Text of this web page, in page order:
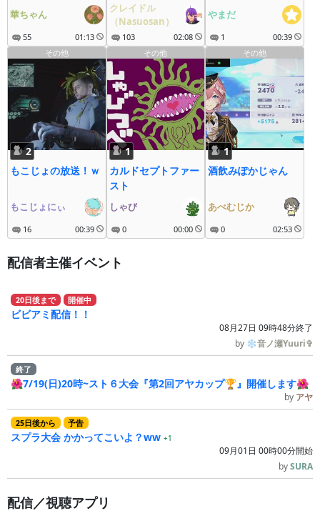
華ちゃん
55 01:13
クレイドル
（Nasuosan）
103 02:08
やまだ
1
00:39
その他
2
もこじょの放送！ｗ
もこじょにぃ
16 00:39
その他
1
カルドセプトファー
スト
しゃび
0 00:00
その他
1
酒飲みぽかじゃん
あべむじか
0 02:53
配信者主催イベント
20日後まで 開催中
ビビアミ配信！！
08月27日 09時48分終了
by ❄音ノ瀬Yuuri✞
終了
🌺7/19(日)20時~スト６大会『第2回アヤカップ🏆』開催します🌺
by アヤ
25日後から 予告
スプラ大会 かかってこいよ？ww +1
09月01日 00時00分開始
bySURA
配信／視聴アプリ